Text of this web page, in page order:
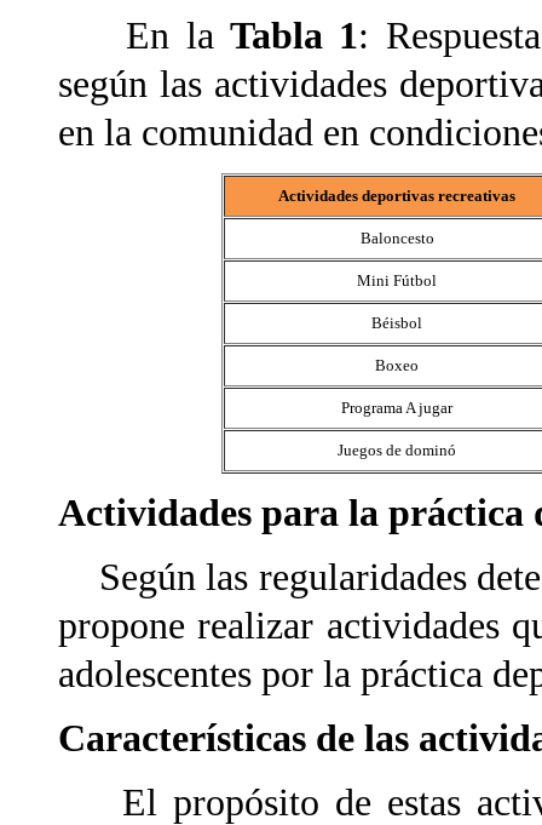
En laTabla 1:
según las actividades
en la comunidad en
Actividades deportivas recreativas
Baloncesto
Mini Fútbol
Béisbol
Boxeo
Programa A jugar
Juegos de dominó
Actividades para la práctica
Según las regularidades
propone realizar actividades
adolescentes por la práctica
Características de las
El propósito de estas